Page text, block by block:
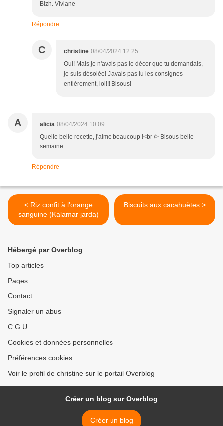
Bizh. Viviane
Répondre
C christine 08/04/2024 12:25
Oui! Mais je n'avais pas le décor que tu demandais,
je suis désolée! J'avais pas lu les consignes
entièrement, lol!!! Bisous!
A alicia 08/04/2024 10:09
Quelle belle recette, j'aime beaucoup !<br /> Bisous belle
semaine
Répondre
< Riz confit à l'orange
sanguine (Kalamar jarda)
Biscuits aux cacahuètes >
Hébergé par Overblog
Top articles
Pages
Contact
Signaler un abus
C.G.U.
Cookies et données personnelles
Préférences cookies
Voir le profil de christine sur le portail Overblog
Créer un blog sur Overblog
Créer un blog